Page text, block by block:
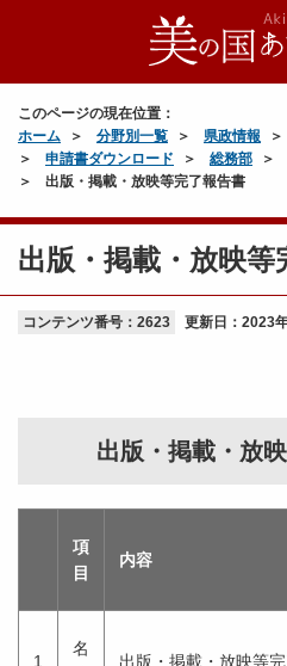
このページの現在位置：
ホーム
分野別一覧 県政情報
申請書ダウンロード
総務部
出版・掲載・放映等完了報告書
出版・掲載・放映等
コンテンツ番号：2623 更新日： 2023
出版・掲載・放
項
目
内容
1
名
出版・掲載・放映等